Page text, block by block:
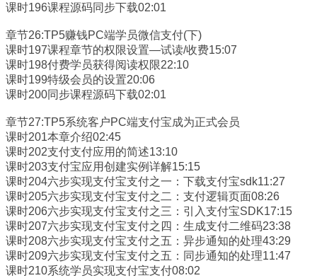
课时196课程源码同步下载02:01
章节26:TP5赚钱PC端学员微信支付(下)
课时197课程章节的权限设置—试读/收费15:07
课时198付费学员获得阅读权限22:10
课时199特级会员的设置20:06
课时200同步课程源码下载02:01
章节27:TP5系统客户PC端支付宝成为正式会员
课时201本章介绍02:45
课时202支付支付应用的简述13:10
课时203支付宝应用创建实例详解15:15
课时204六步实现支付宝支付之一：下载支付宝sdk11:27
课时205六步实现支付宝支付之二：支付逻辑页面08:26
课时206六步实现支付宝支付之三：引入支付宝SDK17:15
课时207六步实现支付宝支付之四：生成支付二维码23:38
课时208六步实现支付宝支付之五：异步通知的处理43:29
课时209六步实现支付宝支付之五：同步通知的处理11:47
课时210系统学员实现支付宝支付08:02